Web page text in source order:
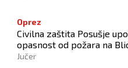
Oprez
Civilna zaštita Posušje
opasnost od požara na
Jučer